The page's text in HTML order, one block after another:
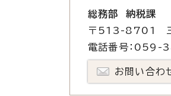
総務部 納税課
〒513-8701 三
電話番号：
お問い合わ